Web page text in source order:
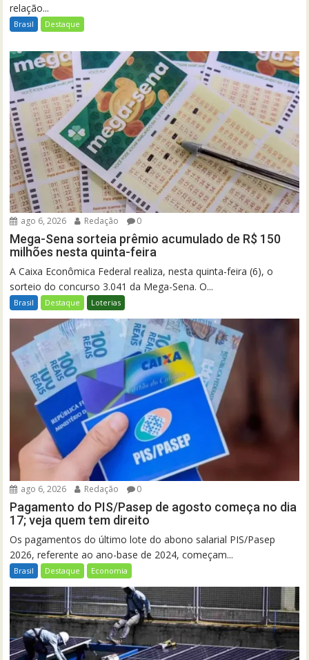
relação...
Brasil Destaque
ago 6, 2026 Redação 0
Mega-Sena sorteia prêmio acumulado de R$ 150
milhões nesta quinta-feira
A Caixa Econômica Federal realiza, nesta quinta-feira (6), o
sorteio do concurso 3.041 da Mega-Sena. O...
Brasil Destaque Loterias
ago 6, 2026 Redação 0
Pagamento do PIS/Pasep de agosto começa no dia
17; veja quem tem direito
Os pagamentos do último lote do abono salarial PIS/Pasep
2026, referente ao ano-base de 2024, começam...
Brasil Destaque Economia